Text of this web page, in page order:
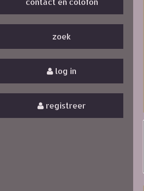
zoek
log in
registreer